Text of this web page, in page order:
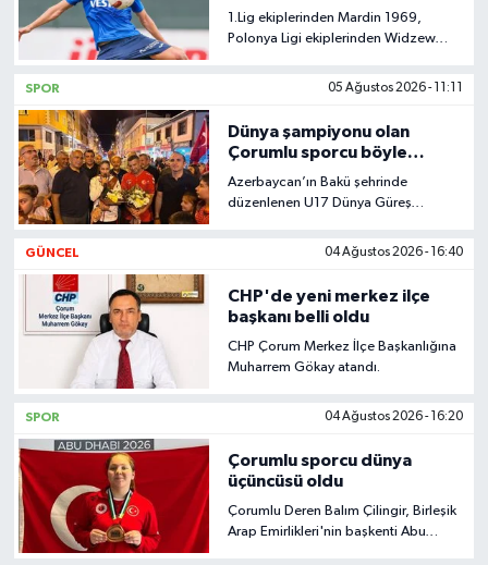
1.Lig ekiplerinden Mardin 1969,
Polonya Ligi ekiplerinden Widzew
SPOR 05 Ağustos 2026 - 11:11
Dünya şampiyonu olan
Çorumlu sporcu böyle
karşılandı
Azerbaycan’ın Bakü şehrinde
düzenlenen U17 Dünya Güreş
rakibini yenerek Dünya Şampiyonu
için İskilip'te görkemli bir karşılama
töreni düzenlendi.
GÜNCEL 04 Ağustos 2026 - 16:40
CHP'de yeni merkez ilçe
başkanı belli oldu
CHP Çorum Merkez İlçe Başkanlığına
Muharrem Gökay atandı.
SPOR 04 Ağustos 2026 - 16:20
Çorumlu sporcu dünya
üçüncüsü oldu
Çorumlu Deren Balım Çilingir, Birleşik
Arap Emirlikleri'nin başkenti Abu